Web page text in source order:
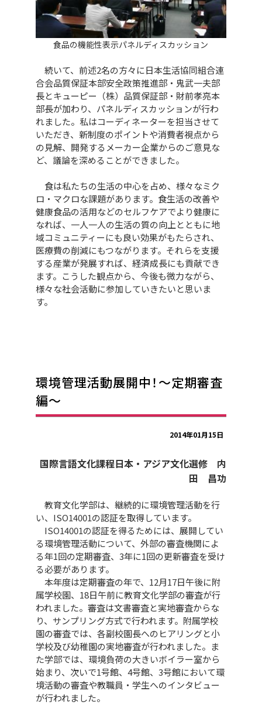
食品の機能性表示パネルディスカッション
続いて、前述2名の方々に日本生活協同組合連
合会品質保証本部安全政策推進部・鬼武一夫部
長とキューピー（株）品質保証部・財前孝亮本
部長が加わり、パネルディスカッションが行わ
れました。私はコーディネーターを担当させて
いただき、新制度のポイントや消費者視点から
の見解、開発するメーカー企業からのご意見な
ど、議論を深めることができました。
食は私たちの生活の中心を占め、様々なミク
ロ・マクロな課題があります。食生活の改善や
健康食品の活用などのセルフケアでより健康に
なれば、一人一人の生活の質の向上とともに地
域コミュニティーにも良い効果がもたらされ、
医療費の削減にもつながります。それらを支援
する産業が発展すれば、経済成長にも貢献でき
ます。こうした観点から、今後も微力ながら、
様々な社会活動に参加していきたいと思いま
す。
環境管理活動展開中！～定期審査
編～
2014年01月15日
国際言語文化課程日本・アジア文化選修 内
田 昌功
教育文化学部は、継続的に環境管理活動を行
い、ISO14001の認証を取得しています。
ISO14001の認証を得るためには、展開してい
る環境管理活動について、外部の審査機関によ
る年1回の定期審査、3年に1回の更新審査を受け
る必要があります。
本年度は定期審査の年で、12月17日午後に附
属学校園、18日午前に教育文化学部の審査が行
われました。審査は文書審査と実地審査からな
り、サンプリング方式で行われます。附属学校
園の審査では、各副校園長へのヒアリングと小
学校及び幼稚園の実地審査が行われました。ま
た学部では、環境負荷の大きいボイラー室から
始まり、次いで1号館、4号館、3号館において環
境活動の審査や教職員・学生へのインタビュー
が行われました。